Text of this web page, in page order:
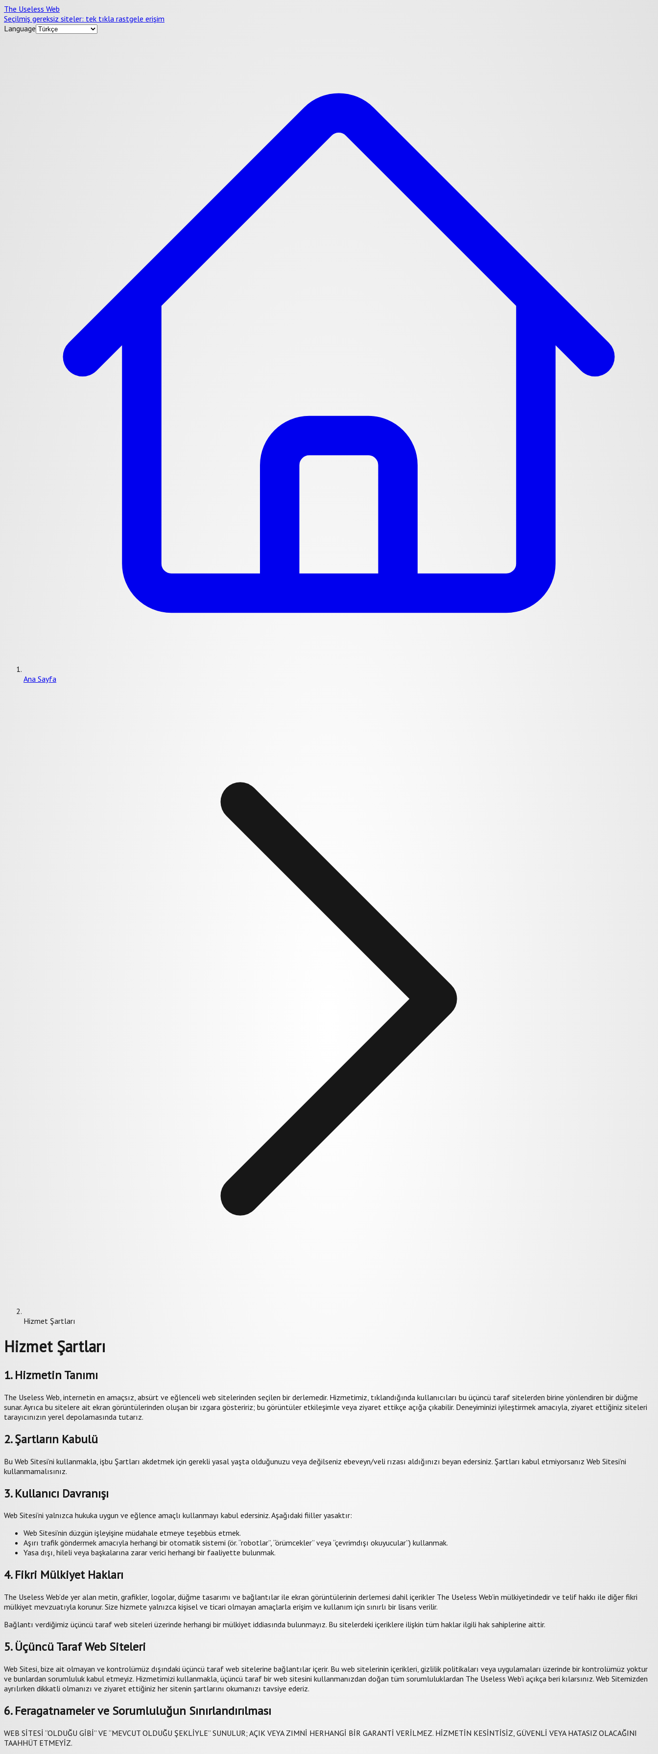
The Useless Web
Seçilmiş gereksiz siteler: tek tıkla rastgele erişim
Language
Ana Sayfa
Hizmet Şartları
Hizmet Şartları
1. Hizmetin Tanımı
The Useless Web, internetin en amaçsız, absürt ve eğlenceli web sitelerinden seçilen bir derlemedir. Hizmetimiz, tıklandığında kullanıcıları bu üçüncü taraf sitelerden birine yönlendiren bir düğme
sunar. Ayrıca bu sitelere ait ekran görüntülerinden oluşan bir ızgara gösteririz; bu görüntüler etkileşimle veya ziyaret ettikçe açığa çıkabilir. Deneyiminizi iyileştirmek amacıyla, ziyaret ettiğiniz siteleri
tarayıcınızın yerel depolamasında tutarız.
2. Şartların Kabulü
Bu Web Sitesi’ni kullanmakla, işbu Şartları akdetmek için gerekli yasal yaşta olduğunuzu veya değilseniz ebeveyn/veli rızası aldığınızı beyan edersiniz. Şartları kabul etmiyorsanız Web Sitesi’ni
kullanmamalısınız.
3. Kullanıcı Davranışı
Web Sitesi’ni yalnızca hukuka uygun ve eğlence amaçlı kullanmayı kabul edersiniz. Aşağıdaki fiiller yasaktır:
Web Sitesi’nin düzgün işleyişine müdahale etmeye teşebbüs etmek.
Aşırı trafik göndermek amacıyla herhangi bir otomatik sistemi (ör. “robotlar”, “örümcekler” veya “çevrimdışı okuyucular”) kullanmak.
Yasa dışı, hileli veya başkalarına zarar verici herhangi bir faaliyette bulunmak.
4. Fikri Mülkiyet Hakları
The Useless Web’de yer alan metin, grafikler, logolar, düğme tasarımı ve bağlantılar ile ekran görüntülerinin derlemesi dahil içerikler The Useless Web’in mülkiyetindedir ve telif hakkı ile diğer fikri
mülkiyet mevzuatıyla korunur. Size hizmete yalnızca kişisel ve ticari olmayan amaçlarla erişim ve kullanım için sınırlı bir lisans verilir.
Bağlantı verdiğimiz üçüncü taraf web siteleri üzerinde herhangi bir mülkiyet iddiasında bulunmayız. Bu sitelerdeki içeriklere ilişkin tüm haklar ilgili hak sahiplerine aittir.
5. Üçüncü Taraf Web Siteleri
Web Sitesi, bize ait olmayan ve kontrolümüz dışındaki üçüncü taraf web sitelerine bağlantılar içerir. Bu web sitelerinin içerikleri, gizlilik politikaları veya uygulamaları üzerinde bir kontrolümüz yoktur
ve bunlardan sorumluluk kabul etmeyiz. Hizmetimizi kullanmakla, üçüncü taraf bir web sitesini kullanmanızdan doğan tüm sorumluluklardan The Useless Web’i açıkça beri kılarsınız. Web Sitemizden
ayrılırken dikkatli olmanızı ve ziyaret ettiğiniz her sitenin şartlarını okumanızı tavsiye ederiz.
6. Feragatnameler ve Sorumluluğun Sınırlandırılması
WEB SİTESİ “OLDUĞU GİBİ” VE “MEVCUT OLDUĞU ŞEKLİYLE” SUNULUR; AÇIK VEYA ZIMNİ HERHANGİ BİR GARANTİ VERİLMEZ. HİZMETİN KESİNTİSİZ, GÜVENLİ VEYA HATASIZ OLACAĞINI
TAAHHÜT ETMEYİZ.